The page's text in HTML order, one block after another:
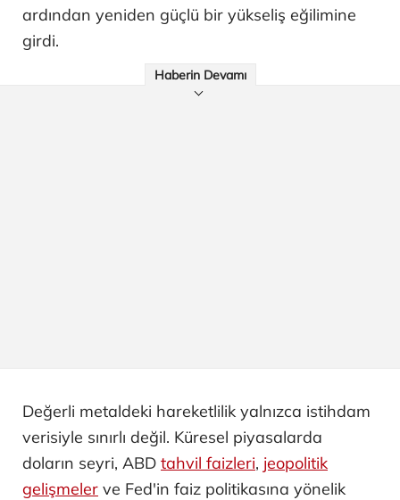
ardından yeniden güçlü bir yükseliş eğilimine
girdi.
Haberin Devamı
Değerli metaldeki hareketlilik yalnızca istihdam
verisiyle sınırlı değil. Küresel piyasalarda
doların seyri, ABD tahvil faizleri, jeopolitik
gelişmeler ve Fed'in faiz politikasına yönelik